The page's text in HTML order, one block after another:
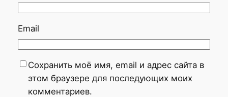
Email
Сохранить моё имя, email и адрес сайта в
этом браузере для последующих моих
комментариев.